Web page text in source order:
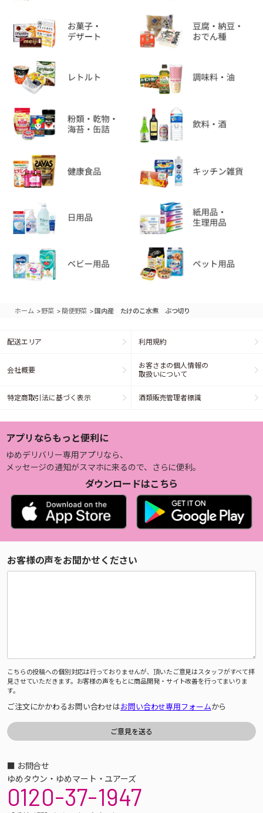
ホーム >野菜 >簡便野菜 >国内産 たけのこ水煮 ぶつ切り
配送エリア 利用規約
会社概要
お客さまの個人情報の
取扱いについて
特定商取引法に基づく表示 酒類販売管理者標識
アプリならもっと便利に
ゆめデリバリー専用アプリなら、
メッセージの通知がスマホに来るので、さらに便利。
ダウンロードはこちら
お客様の声をお聞かせください
こちらの投稿への個別対応は行っておりませんが、頂いたご意見はスタッフがすべて拝
見させていただきます。お客様の声をもとに商品開発・サイト改善を行ってまいりま
す。
ご注文にかかわるお問い合わせはお問い合わせ専用フォームから
■ お問合せ
ゆめタウン・ゆめマート・ユアーズ
0120-37-1947